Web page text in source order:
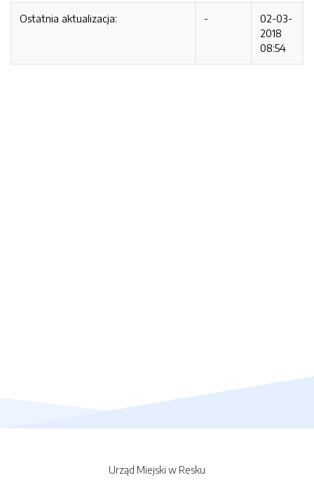
Ostatnia aktualizacja: -
02-03-
2018
08:54
Urząd Miejski w Resku